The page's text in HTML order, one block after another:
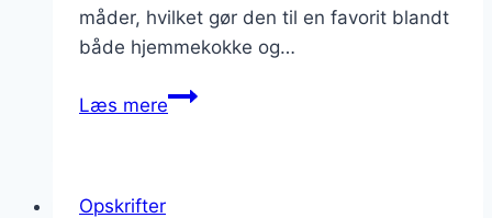
måder, hvilket gør den til en favorit blandt
både hjemmekokke og…
Læs mereBønnesalat
Opskrifter